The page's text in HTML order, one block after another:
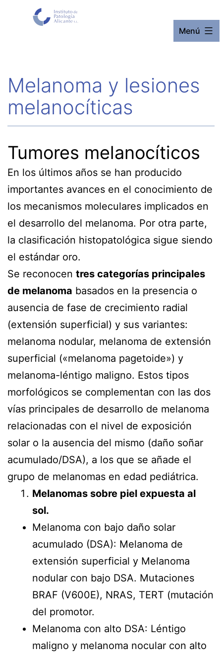
Menú
Melanoma y lesiones
melanocíticas
Tumores melanocíticos
En los últimos años se han producido
importantes avances en el conocimiento de
los mecanismos moleculares implicados en
el desarrollo del melanoma. Por otra parte,
la clasificación histopatológica sigue siendo
el estándar oro.
Se reconocen tres categorías principales
de melanoma basados en la presencia o
ausencia de fase de crecimiento radial
(extensión superficial) y sus variantes:
melanoma nodular, melanoma de extensión
superficial («melanoma pagetoide») y
melanoma-léntigo maligno. Estos tipos
morfológicos se complementan con las dos
vías principales de desarrollo de melanoma
relacionadas con el nivel de exposición
solar o la ausencia del mismo (daño soñar
acumulado/DSA), a los que se añade el
grupo de melanomas en edad pediátrica.
Melanomas sobre piel expuesta al
sol.
Melanoma con bajo daño solar
acumulado (DSA): Melanoma de
extensión superficial y Melanoma
nodular con bajo DSA. Mutaciones
BRAF (V600E), NRAS, TERT (mutación
del promotor.
Melanoma con alto DSA: Léntigo
maligno y melanoma nocular con alto